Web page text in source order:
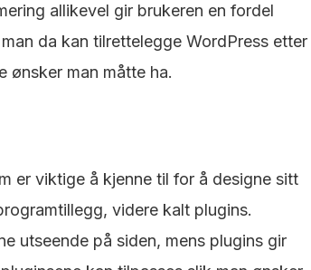
allikevel gir brukeren en fordel
da kan tilrettelegge WordPress etter
ønsker man måtte ha.
er viktige å kjenne til for å designe sitt
videre kalt plugins.
utseende på siden, mens plugins gir